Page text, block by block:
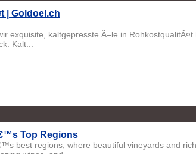
| Goldoel.ch
exquisite, kaltgepresste Ã–le in
Kalt...
Top Regions
best regions, where beautiful vineyards and